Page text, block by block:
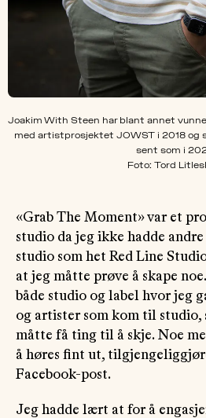
Joakim With Steen har blant annet
med artistprosjektet JOWST i 2018 og
sent som i
Foto: Tord
«Grab The Moment» var et
studio da jeg ikke hadde
studio som het Red Line
at jeg måtte prøve å skape
både studio og label hvor jeg
og artister som kom til studio,
måtte få ting til å skje. Noe
å høres fint ut,
Facebook-post.
Jeg hadde lært at for å